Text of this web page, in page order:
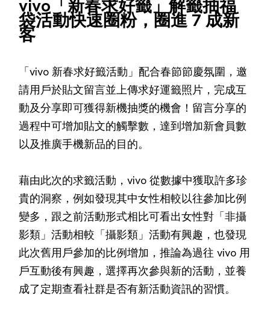
vivo「新春求好籤」解籤抽福
袋活動快速圈粉，圈進 7 成新
客
「vivo 新春求好籤活動」配合春節節慶氛圍，邀
請用戶於貼文留言並上傳求好運籤照片，完成互
動及分享即可獲得新機抽獎的機會！留言分享的
過程中可增加貼文的觸擊數，達到增加新會員數
以及推廣手機新品的目的。
藉由此次的求籤活動，vivo 從數據中獲取許多珍
貴的洞察，例如發現其中女性相較以往參加比例
變多，跟之前活動形式相比可看出女性對「非攝
影類」活動相較「攝影類」活動有興趣，也發現
此次舊用戶參加的比例增加，推論為過往 vivo 用
戶互動後有興趣，選擇再次參與新的活動，並養
成了定期查看社群是否有新活動資訊的習慣。